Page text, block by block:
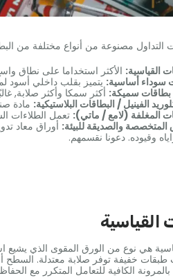
التداول مصنوعة من أنواع مختلفة من
القياسية: الأكثر استخداما على نطاق
سوداء أساسية: يتميز بقلب داخلي أسود
بطاقات سميكة: أكثر سمكا وأكثر صلابة,
الفينيل / البطاقات البلاستيكية: مادة
المغلفة (لامع / ماتي): تعمل الطلاءات
المتخصصة والصديقة للبيئة: أوراق معاد
وقيوده. دعونا نقسمهم.
القياسية
هي نوع من الورق المقوى الذي يشيع
طبقات خفيفة توفر صلابة معتدلة.
الكافية للتعامل المتكرر مع